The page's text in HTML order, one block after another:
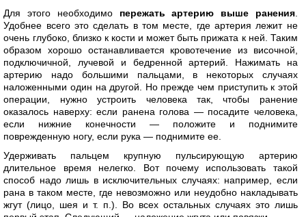
Для этого необходимо пережать артерию выше ранения.
Удобнее всего это сделать в том месте, где артерия лежит не
очень глубоко, близко к кости и может быть прижата к ней. Таким
образом хорошо останавливается кровотечение из височной,
подключичной, лучевой и бедренной артерий. Нажимать на
артерию надо большими пальцами, в некоторых случаях
наложенными один на другой. Но прежде чем приступить к этой
операции, нужно устроить человека так, чтобы ранение
оказалось наверху: если ранена голова — посадите человека,
если нижние конечности — положите и поднимите
поврежденную ногу, если рука — поднимите ее.
Удерживать пальцем крупную пульсирующую артерию
длительное время нелегко. Вот почему использовать такой
способ надо лишь в исключительных случаях: например, если
рана в таком месте, где невозможно или неудобно накладывать
жгут (лицо, шея и т. п.). Во всех остальных случаях это лишь